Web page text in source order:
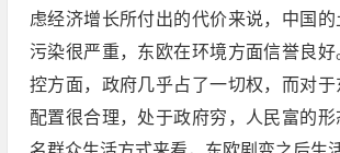
虑经济增长所付出的代价来说，中国
污染很严重，东欧在环境方面信誉良
控方面，政府几乎占了一切权，而对
配置很合理，处于政府穷，人民富的